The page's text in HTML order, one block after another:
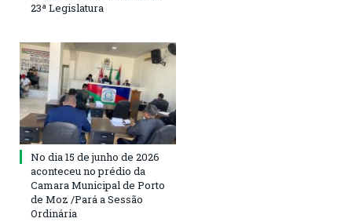
23ª Legislatura
No dia 15 de junho de 2026
aconteceu no prédio da
Camara Municipal de Porto
de Moz /Pará a Sessão
Ordinária